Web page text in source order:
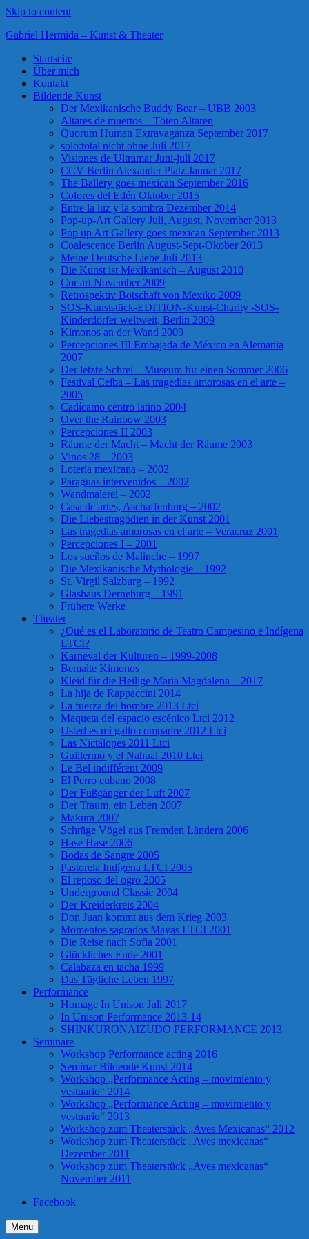
Skip to content
Gabriel Hermida – Kunst & Theater
Startseite
Über mich
Kontakt
Bildende Kunst
Der Mexikanische Buddy Bear – UBB 2003
Altares de muertos – Töten Altaren
Quorum Human Extravaganza September 2017
solo:total nicht ohne Juli 2017
Visiones de Ultramar Juni-juli 2017
CCV Berlin Alexander Platz Januar 2017
The Ballery goes mexican September 2016
Colores del Edén Oktober 2015
Entre la luz y la sombra Dezember 2014
Pop-up-Art Gallery Juli, August, November 2013
Pop up Art Gallery goes mexican September 2013
Coalescence Berlin August-Sept-Okober 2013
Meine Deutsche Liebe Juli 2013
Die Kunst ist Mexikanisch – August 2010
Cor art November 2009
Retrospektiv Botschaft von Mexiko 2009
SOS-Kunststück-EDITION-Kunst-Charity -SOS-
Kinderdörfer weltweit, Berlin 2009
Kimonos an der Wand 2009
Percepciones III Embajada de México en Alemania
2007
Der letzte Schrei – Museum für einen Sommer 2006
Festival Ceiba – Las tragedias amorosas en el arte –
2005
Cadícamo centro latino 2004
Over the Rainbow 2003
Percepciones II 2003
Räume der Macht – Macht der Räume 2003
Vinos 28 – 2003
Loteria mexicana – 2002
Paraguas intervenidos – 2002
Wandmalerei – 2002
Casa de artes, Aschaffenburg – 2002
Die Liebestragödien in der Kunst 2001
Las tragedias amorosas en el arte – Veracruz 2001
Percepciones I – 2001
Los sueños de Malinche – 1997
Die Mexikanische Mythologie – 1992
St. Virgil Salzburg – 1992
Glashaus Derneburg – 1991
Frühere Werke
Theater
¿Qué es el Laboratorio de Teatro Campesino e Indígena
LTCI?
Karneval der Kulturen – 1999-2008
Bemalte Kimonos
Kleid für die Heilige Maria Magdalena – 2017
La hija de Rappaccini 2014
La fuerza del hombre 2013 Ltci
Maqueta del espacio escénico Ltci 2012
Usted es mi gallo compadre 2012 Ltci
Las Nictálopes 2011 Ltci
Guillermo y el Nahual 2010 Ltci
Le Bel indifférent 2009
El Perro cubano 2008
Der Fußgänger der Luft 2007
Der Traum, ein Leben 2007
Makura 2007
Schräge Vögel aus Fremden Ländern 2006
Hase Hase 2006
Bodas de Sangre 2005
Pastorela Indígena LTCI 2005
El reposo del ogro 2005
Underground Classic 2004
Der Kreiderkreis 2004
Don Juan kommt aus dem Krieg 2003
Momentos sagrados Mayas LTCI 2001
Die Reise nach Sofia 2001
Glückliches Ende 2001
Calabaza en tacha 1999
Das Tägliche Leben 1997
Performance
Homage In Unison Juli 2017
In Unison Performance 2013-14
SHINKURONAIZUDO PERFORMANCE 2013
Seminare
Workshop Performance acting 2016
Seminar Bildende Kunst 2014
Workshop „Performance Acting – movimiento y
vestuario“ 2014
Workshop „Performance Acting – movimiento y
vestuario“ 2013
Workshop zum Theaterstück „Aves Mexicanas“ 2012
Workshop zum Theaterstück „Aves mexicanas“
Dezember 2011
Workshop zum Theaterstück „Aves mexicanas“
November 2011
Facebook
Menu